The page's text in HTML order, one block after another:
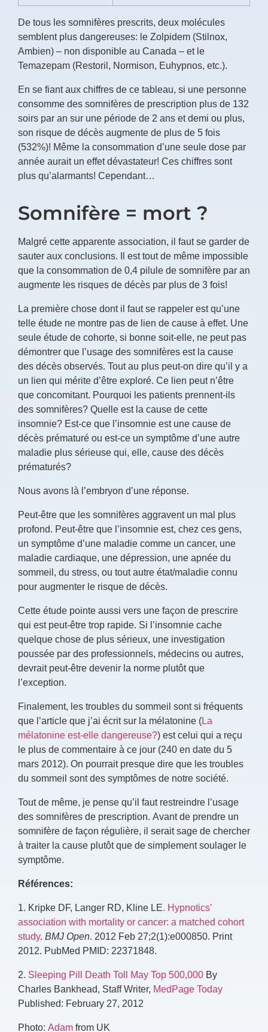
De tous les somnifères prescrits, deux molécules
semblent plus dangereuses: le Zolpidem (Stilnox,
Ambien) – non disponible au Canada – et le
Temazepam (Restoril, Normison, Euhypnos, etc.).
En se fiant aux chiffres de ce tableau, si une personne
consomme des somnifères de prescription plus de 132
soirs par an sur une période de 2 ans et demi ou plus,
son risque de décès augmente de plus de 5 fois
(532%)! Même la consommation d’une seule dose par
année aurait un effet dévastateur! Ces chiffres sont
plus qu’alarmants! Cependant…
Somnifère = mort ?
Malgré cette apparente association, il faut se garder de
sauter aux conclusions. Il est tout de même impossible
que la consommation de 0,4 pilule de somnifère par an
augmente les risques de décès par plus de 3 fois!
La première chose dont il faut se rappeler est qu’une
telle étude ne montre pas de lien de cause à effet. Une
seule étude de cohorte, si bonne soit-elle, ne peut pas
démontrer que l’usage des somnifères est la cause
des décès observés. Tout au plus peut-on dire qu’il y a
un lien qui mérite d’être exploré. Ce lien peut n’être
que concomitant. Pourquoi les patients prennent-ils
des somnifères? Quelle est la cause de cette
insomnie? Est-ce que l’insomnie est une cause de
décès prématuré ou est-ce un symptôme d’une autre
maladie plus sérieuse qui, elle, cause des décès
prématurés?
Nous avons là l’embryon d’une réponse.
Peut-être que les somnifères aggravent un mal plus
profond. Peut-être que l’insomnie est, chez ces gens,
un symptôme d’une maladie comme un cancer, une
maladie cardiaque, une dépression, une apnée du
sommeil, du stress, ou tout autreétat/maladie connu
pour augmenter le risque de décès.
Cette étude pointe aussi vers une façon de prescrire
qui est peut-être trop rapide. Si l’insomnie cache
quelque chose de plus sérieux, une investigation
poussée par des professionnels, médecins ou autres,
devrait peut-être devenir la norme plutôt que
l’exception.
Finalement, les troubles du sommeil sont si fréquents
que l’article que j’ai écrit sur la mélatonine (La
mélatonine est-elle dangereuse?) est celui qui a reçu
le plus de commentaire à ce jour (240 en date du 5
mars 2012). On pourrait presque dire que les troubles
du sommeil sont des symptômes de notre société.
Tout de même, je pense qu’il faut restreindre l’usage
des somnifères de prescription. Avant de prendre un
somnifère de façon régulière, il serait sage de chercher
à traiter la cause plutôt que de simplement soulager le
symptôme.
Références:
1. Kripke DF, Langer RD, Kline LE. Hypnotics’
association with mortality or cancer: a matched cohort
study. BMJ Open. 2012 Feb 27;2(1):e000850. Print
2012. PubMed PMID: 22371848.
2. Sleeping Pill Death Toll May Top 500,000 By
Charles Bankhead, Staff Writer, MedPage Today
Published: February 27, 2012
Photo: Adamfrom UK